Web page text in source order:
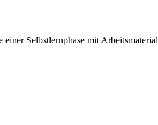
Selbstlernphase mit Arbeitsmaterial